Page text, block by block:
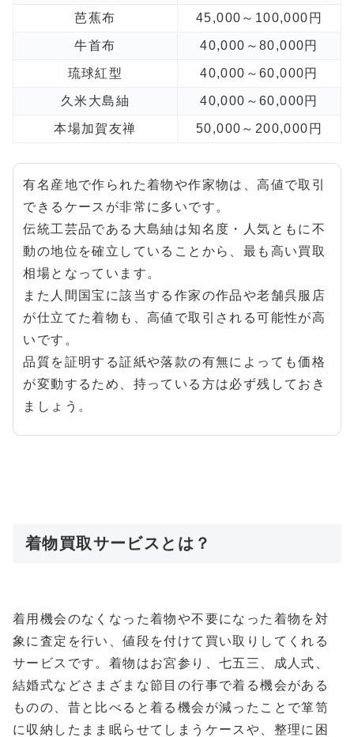
芭蕉布 45,000～100,000円
牛首布 40,000～80,000円
琉球紅型 40,000～60,000円
久米大島紬 40,000～60,000円
本場加賀友禅 50,000～200,000円
有名産地で作られた着物や作家物は、高値で取引
できるケースが非常に多いです。
伝統工芸品である大島紬は知名度・人気ともに不
動の地位を確立していることから、最も高い買取
相場となっています。
また人間国宝に該当する作家の作品や老舗呉服店
が仕立てた着物も、高値で取引される可能性が高
いです。
品質を証明する証紙や落款の有無によっても価格
が変動するため、持っている方は必ず残しておき
ましょう。
着物買取サービスとは？
着用機会のなくなった着物や不要になった着物を対
象に査定を行い、値段を付けて買い取りしてくれる
サービスです。着物はお宮参り、七五三、成人式、
結婚式などさまざまな節目の行事で着る機会がある
ものの、昔と比べると着る機会が減ったことで箪笥
に収納したまま眠らせてしまうケースや、整理に困